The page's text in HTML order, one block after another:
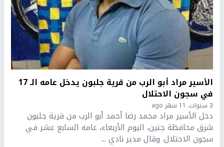
الأسير مراد أبو الرب من قرية جلبون يدخل عامه الـ 17
في سجون الاحتلال
3 سنوات، 11 شهر ago
دخل الأسير مراد محمد رضا أحمد أبو الرب من قرية جلبون
شرق محافظة جنين، اليوم الأربعاء، عامه السابع عشر في
سجون الاحتلال. وقال مدير نادي ...